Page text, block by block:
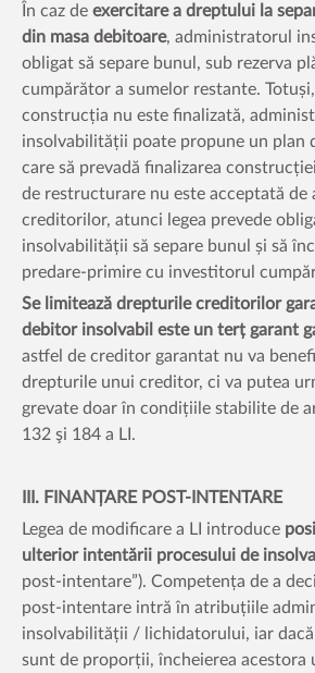
În caz de exercitare a dreptului la
din masa debitoare, administratorul
obligat să separe bunul, sub rezerva
cumpărător a sumelor restante.
construcția nu este finalizată,
insolvabilității poate propune un plan
care să prevadă finalizarea
de restructurare nu este acceptată de
creditorilor, atunci legea prevede
insolvabilității să separe bunul și să
predare-primire cu investitorul
Se limitează drepturile creditorilor
debitor insolvabil este un terț garant
astfel de creditor garantat nu va
drepturile unui creditor, ci va putea
grevate doar în condițiile stabilite de
132 şi 184 a LI.
III. FINANȚARE POST-INTENTARE
Legea de modificare a LI introduce
ulterior intentării procesului de
post-intentare”). Competența de a
post-intentare intră în atribuțiile
insolvabilității / lichidatorului, iar
sunt de proporții, încheierea acestora